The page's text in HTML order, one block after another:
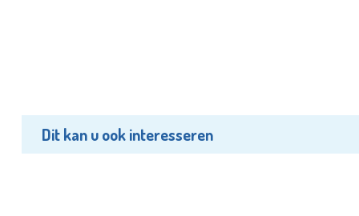
Dit kan u ook interesseren